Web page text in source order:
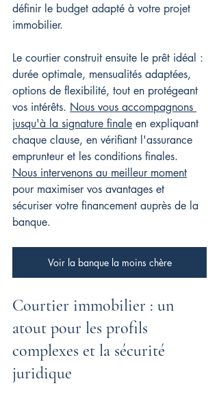
définir le budget adapté à votre projet
immobilier.
Le courtier construit ensuite le prêt idéal :
durée optimale, mensualités adaptées,
options de flexibilité, tout en protégeant
vos intérêts. Nous vous accompagnons
jusqu'à la signature finale en expliquant
chaque clause, en vérifiant l'assurance
emprunteur et les conditions finales.
Nous intervenons au meilleur moment
pour maximiser vos avantages et
sécuriser votre financement auprès de la
banque.
Voir la banque la moins chère
Courtier immobilier : un
atout pour les profils
complexes et la sécurité
juridique